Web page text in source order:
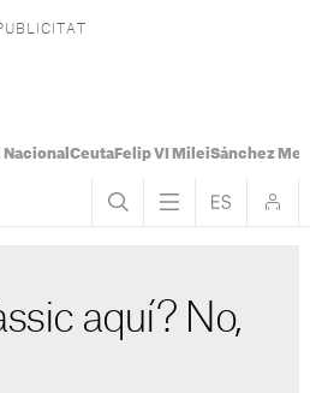
Nacional CeutaFelip VI MileiSánchez
aquí? No,